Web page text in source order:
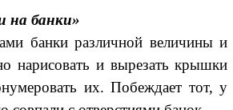
на банки»
банки различной величины и
нарисовать и вырезать крышки
их. Побеждает тот, у